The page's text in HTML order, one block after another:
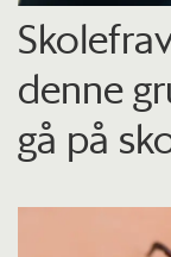
denne
gå på